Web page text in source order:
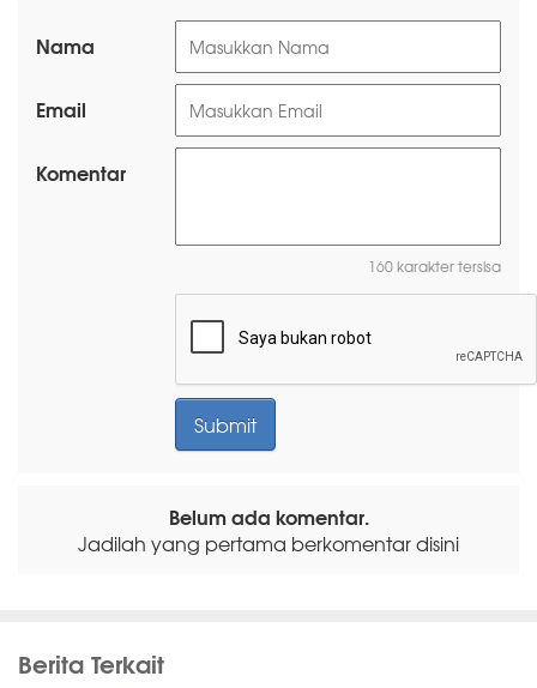
Nama
Email
Komentar
160 karakter tersisa
Belum ada komentar.
Jadilah yang pertama berkomentar disini
Berita Terkait